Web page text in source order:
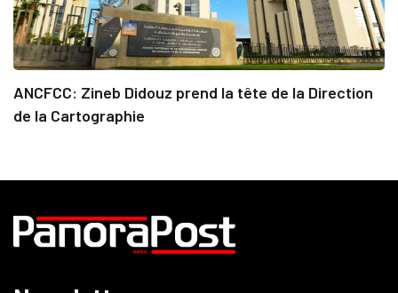
ANCFCC: Zineb Didouz prend la tête de la Direction
de la Cartographie